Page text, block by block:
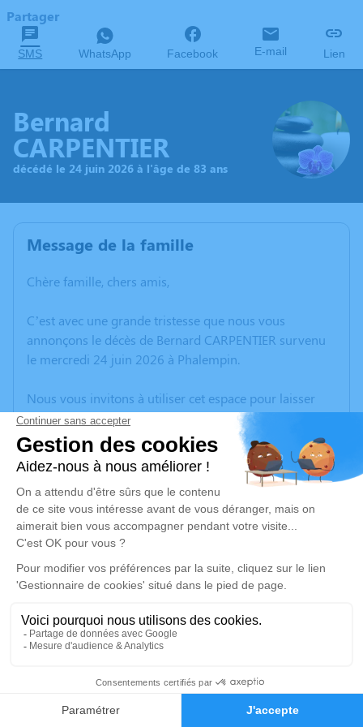
Faire-part Hommages
Partager
SMS WhatsApp Facebook E-mail Lien
Bernard
CARPENTIER
décédé le 24 juin 2026 à l'âge de 83 ans
Message de la famille
Chère famille, chers amis,
C’est avec une grande tristesse que nous vous
annonçons le décès de Bernard CARPENTIER survenu
le mercredi 24 juin 2026 à Phalempin.
Nous vous invitons à utiliser cet espace pour laisser
vos condoléances, partager des photos souvenirs, une
anecdote ou exprimer vos pensées à travers des
poèmes ou des textes. Cet endroit est un lieu
d'expression dédié à honorer la mémoire de Bernard
CARPENTIER.
Un service de plantation d’arbre hommage est
disponible ici.
Je rends hommage
Cérémonie religieuse
Église Saint Christophe de Phalempin
59133 Phalempin